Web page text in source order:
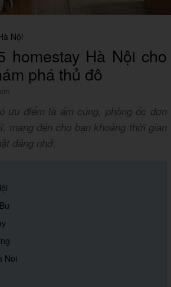
Nội
homestay Hà Nội cho
phá thủ đô
ưu điểm là ấm cúng, phòng ốc đơn
mang đến cho bạn khoảng thời gian
đáng nhớ.
Noi